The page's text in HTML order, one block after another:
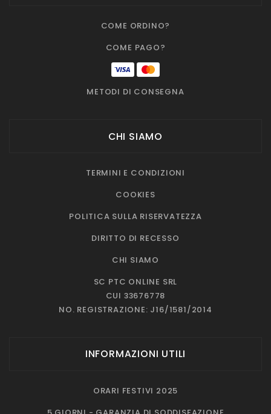
COME ORDINO?
COME PAGO?
METODI DI CONSEGNA
CHI SIAMO
TERMINI E CONDIZIONI
COOKIES
POLITICA SULLA RISERVATEZZA
DIRITTO DI RECESSO
CHI SIAMO
SC PTC ONLINE SRL
CUI 33676778
NO. REGISTRAZIONE: J16/1581/2014
INFORMAZIONI UTILI
ORARI FESTIVI 2025